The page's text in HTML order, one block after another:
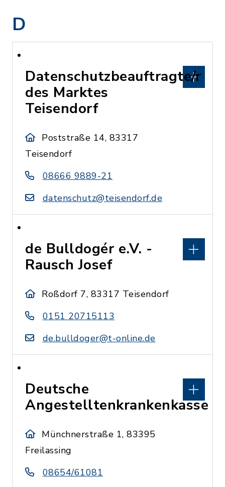
D
Datenschutzbeauftragte/r
des Marktes
Teisendorf
Poststraße 14, 83317
Teisendorf
08666 9889-21
datenschutz@teisendorf.de
de Bulldogér e.V. -
Rausch Josef
Roßdorf 7, 83317 Teisendorf
0151 20715113
de.bulldoger@t-online.de
Deutsche
Angestelltenkrankenkasse
Münchnerstraße 1, 83395
Freilassing
08654/61081